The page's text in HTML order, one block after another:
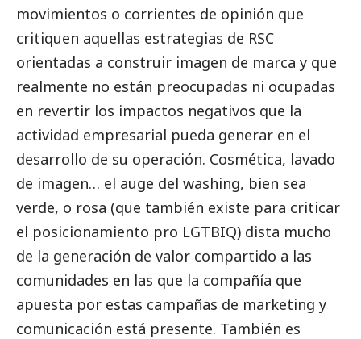
movimientos o corrientes de opinión que
critiquen aquellas estrategias de RSC
orientadas a construir imagen de marca y que
realmente no están preocupadas ni ocupadas
en revertir los impactos negativos que la
actividad empresarial pueda generar en el
desarrollo de su operación. Cosmética, lavado
de imagen… el auge del washing, bien sea
verde, o rosa (que también existe para criticar
el posicionamiento pro LGTBIQ) dista mucho
de la generación de valor compartido a las
comunidades en las que la compañía que
apuesta por estas campañas de marketing y
comunicación está presente. También es